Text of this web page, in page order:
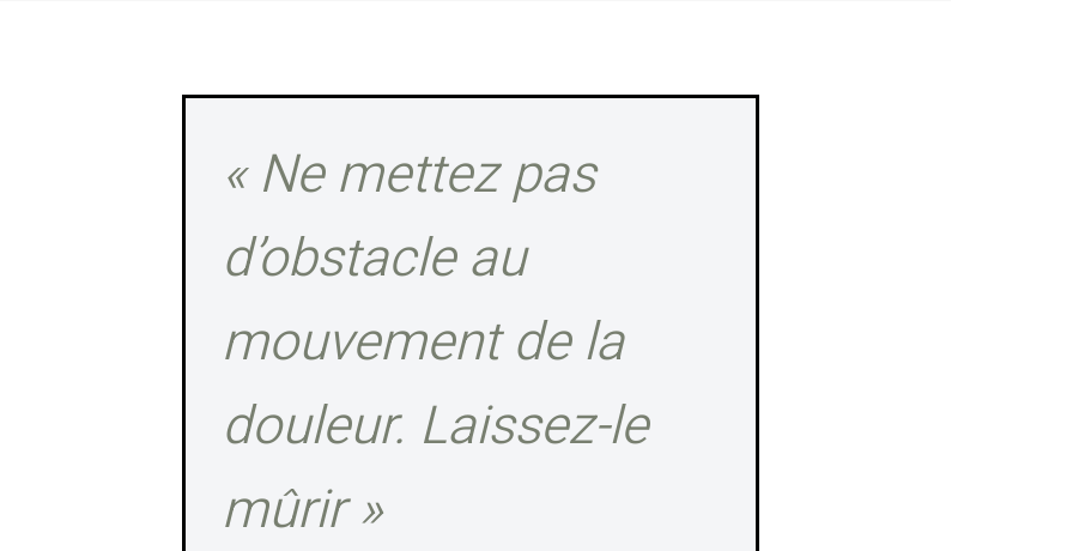
« Ne mettez pas
d’obstacle au
mouvement de la
douleur. Laissez-le
mûrir »